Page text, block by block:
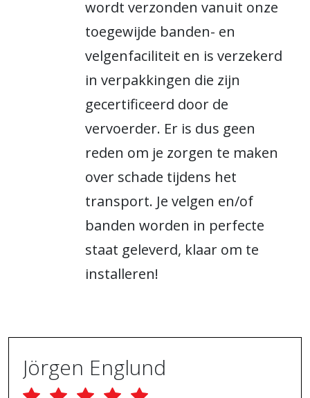
wordt verzonden vanuit onze
toegewijde banden- en
velgenfaciliteit en is verzekerd
in verpakkingen die zijn
gecertificeerd door de
vervoerder. Er is dus geen
reden om je zorgen te maken
over schade tijdens het
transport. Je velgen en/of
banden worden in perfecte
staat geleverd, klaar om te
installeren!
Jörgen Englund